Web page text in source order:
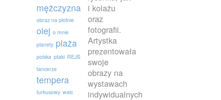
mężczyzna
obraz na plotnie
olej o mnie
planety plaża
polska ptaki REJS
tancerze
tempera
turkusowy walc
i kolażu
oraz
fotografii.
Artystka
prezentowała
swoje
obrazy na
wystawach
indywidualnych